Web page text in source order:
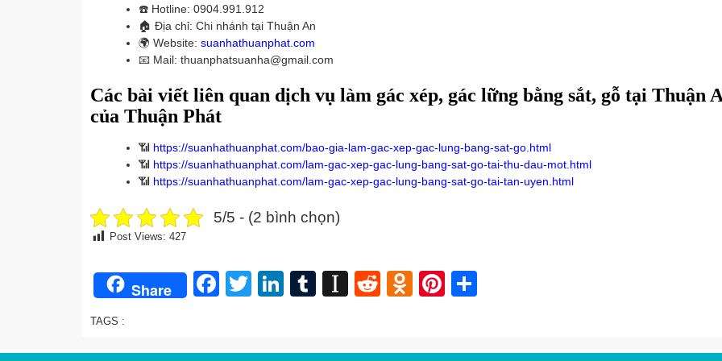
☎️ Hotline: 0904.991.912
🏠 Địa chỉ: Chi nhánh tại Thuận An
🌍 Website: suanhathuanphat.com
📧 Mail: thuanphatsuanha@gmail.com
Các bài viết liên quan dịch vụ làm gác xép, gác lững bằng sắt, gỗ tại Thuận
của Thuận Phát
📶 https://suanhathuanphat.com/bao-gia-lam-gac-xep-gac-lung-bang-sat-go.html
📶 https://suanhathuanphat.com/lam-gac-xep-gac-lung-bang-sat-go-tai-thu-dau-mot.html
📶 https://suanhathuanphat.com/lam-gac-xep-gac-lung-bang-sat-go-tai-tan-uyen.html
5/5 - (2 bình chọn)
Post Views: 427
Share Facebook
TwitterLinkedIn
Tumblr
Instapaper
RedditOdnoklassniki
Pinterest
TAGS :